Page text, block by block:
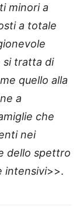
minori a
a totale
si tratta di
quello alla
a
che
nei
dello spettro
intensivi>>.